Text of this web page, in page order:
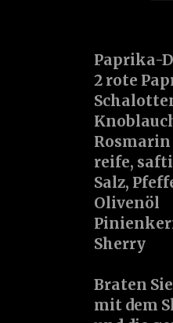
Paprika-
2 rote
Rosmarin
reife,
Salz,
Olivenöl
Sherry
Braten
mit dem